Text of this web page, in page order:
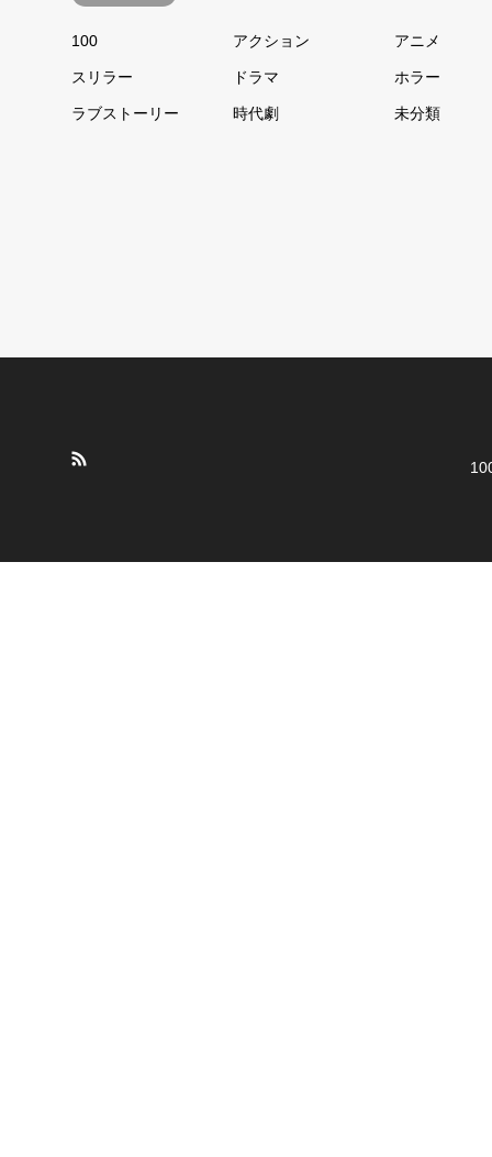
100 アクション アニメ
スリラー ドラマ ホラー
ラブストーリー 時代劇 未分類